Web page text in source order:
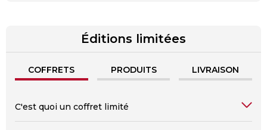
Éditions limitées
COFFRETS PRODUITS LIVRAISON
C'est quoi un coffret limité